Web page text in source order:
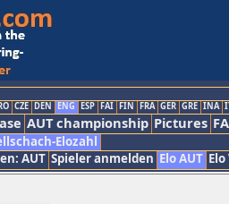
CZE DEN ENG ESP FAI FIN FRA GER GRE INA
AUT championship Pictures
Elozahl
AUT Spieler anmelden Elo AUT